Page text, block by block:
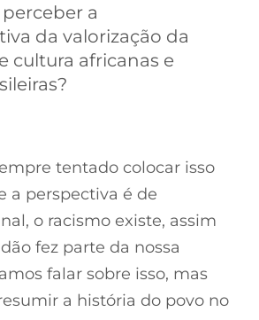
a
da valorização da
cultura africanas e
tentado colocar isso
a perspectiva é de
o racismo existe, assim
fez parte da nossa
falar sobre isso, mas
a história do povo no